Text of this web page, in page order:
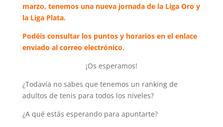
marzo, tenemos una nueva jornada de la Liga Oro y
la Liga Plata.
Podéis consultar los puntos y horarios en el enlace
enviado al correo electrónico.
¡Os esperamos!
¿Todavía no sabes que tenemos un ranking de
adultos de tenis para todos los niveles?
¿A qué estás esperando para apuntarte?